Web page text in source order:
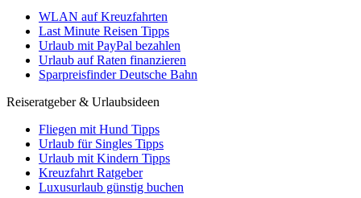
WLAN auf Kreuzfahrten
Last Minute Reisen Tipps
Urlaub mit PayPal bezahlen
Urlaub auf Raten finanzieren
Sparpreisfinder Deutsche Bahn
Reiseratgeber & Urlaubsideen
Fliegen mit Hund Tipps
Urlaub für Singles Tipps
Urlaub mit Kindern Tipps
Kreuzfahrt Ratgeber
Luxusurlaub günstig buchen